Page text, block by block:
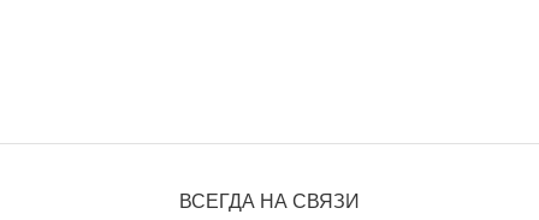
ВСЕГДА НА СВЯЗИ